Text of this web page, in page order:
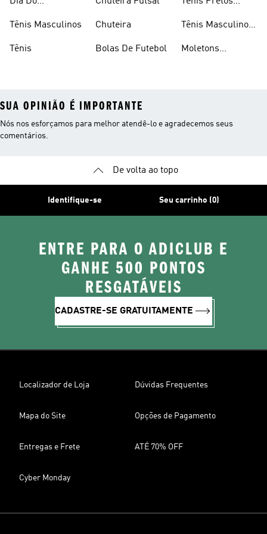
Tênis Masculinos
Tênis
Chuteira
Bolas De Futebol
Tênis Masculino
Moletons
SUA OPINIÃO É IMPORTANTE
Nós nos esforçamos para melhor atendê-lo e agradecemos seus
comentários.
De volta ao topo
Identifique-se Seu carrinho (0)
ENTRE PARA O ADICLUB E
GANHE 500 PONTOS
RESGATÁVEIS
CADASTRE-SE GRATUITAMENTE
Localizador de Loja Dúvidas Frequentes
Mapa do Site Opções de Pagamento
Entregas e Frete ATÉ 70% OFF
Cyber Monday